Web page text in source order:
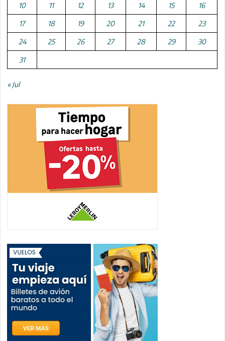
10 11 12 13 14 15 16
17 18 19 20 21 22 23
24 25 26 27 28 29 30
31
« Jul